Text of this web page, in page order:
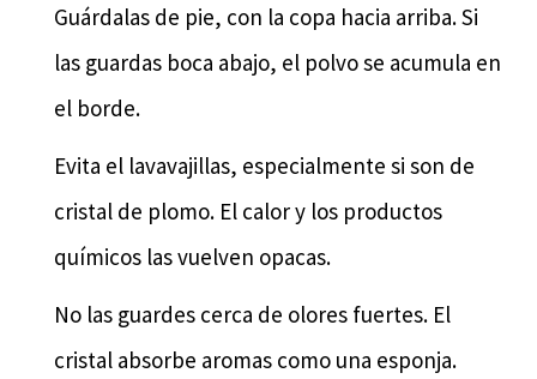
Guárdalas de pie, con la copa hacia arriba. Si
las guardas boca abajo, el polvo se acumula en
el borde.
Evita el lavavajillas, especialmente si son de
cristal de plomo. El calor y los productos
químicos las vuelven opacas.
No las guardes cerca de olores fuertes. El
cristal absorbe aromas como una esponja.